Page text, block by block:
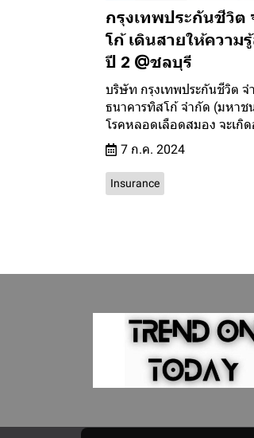
กรุงเทพประกันชีวิต
โก้ เดินสายให้ความ
ปี 2 @ชลบุรี
บริษัท กรุงเทพประกันชีวิต
ธนาคารทิสโก้ จำกัด (มหาช
โรคหลอดเลือดสมอง จะเกิด
7 ก.ค. 2024
Insurance